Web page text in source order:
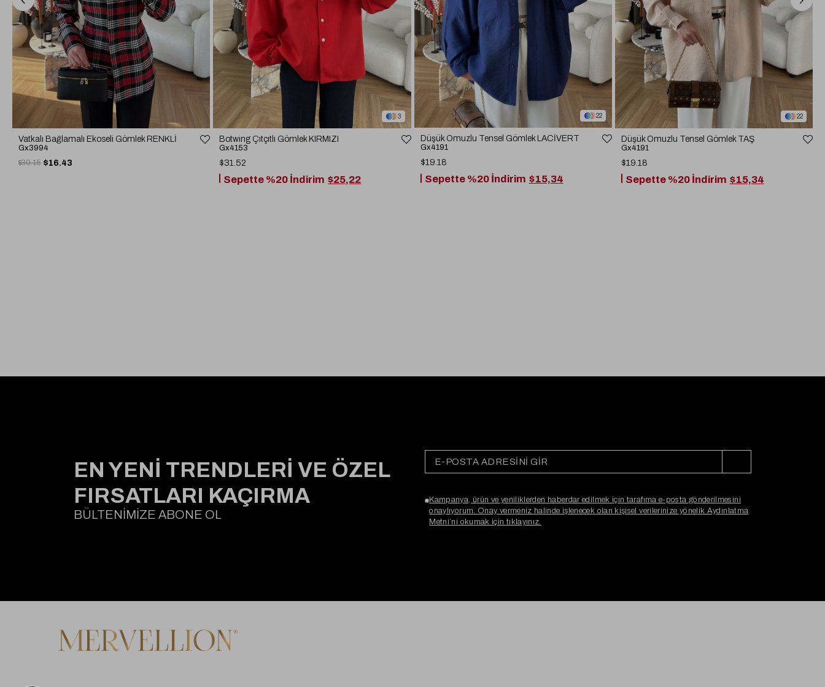
Vatkalı Bağlamalı Ekoseli Gömlek RENKLİ
Gx3994
$16.43
$30.15
3
Botwing Çıtçıtlı Gömlek KIRMIZI
Gx4153
$31.52
Sepette %20 İndirim $25,22
22
Düşük Omuzlu Tensel Gömlek LACİVERT
Gx4191
$19.18
Sepette %20 İndirim $15,34
22
Düşük Omuzlu Tensel Gömlek TAŞ
Gx4191
$19.18
Sepette %20 İndirim $15,34
EN YENİ TRENDLERİ VE ÖZEL
FIRSATLARI KAÇIRMA
BÜLTENİMİZE ABONE OL
Kampanya, ürün ve yeniliklerden haberdar edilmek için tarafıma e-posta gönderilmesini
onaylıyorum. Onay vermeniz halinde işlenecek olan kişisel verilerinize yönelik Aydınlatma
Metni’ni okumak için tıklayınız.